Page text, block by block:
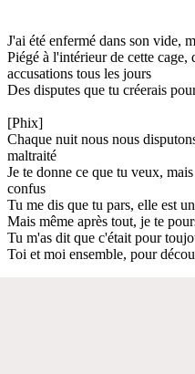
J'ai été enfermé dans son vide,
Piégé à l'intérieur de cette cage,
accusations tous les jours
Des disputes que tu créerais
[Phix]
Chaque nuit nous nous
maltraité
Je te donne ce que tu veux,
confus
Tu me dis que tu pars, elle est
Mais même après tout, je te
Tu m'as dit que c'était pour
Toi et moi ensemble, pour